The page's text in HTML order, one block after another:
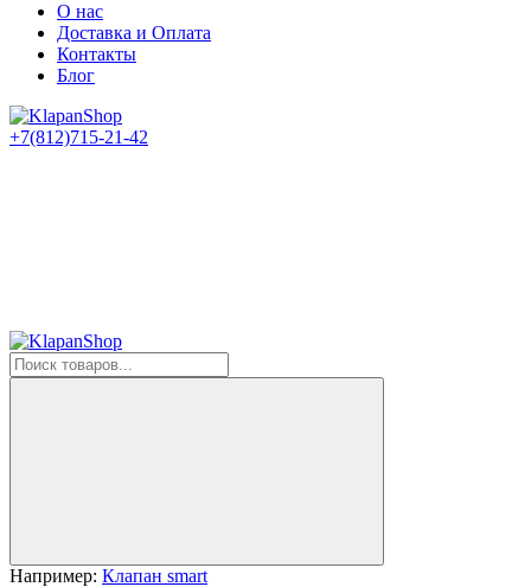
О нас
Доставка и Оплата
Контакты
Блог
+7(812)715-21-42
Например: Клапан smart